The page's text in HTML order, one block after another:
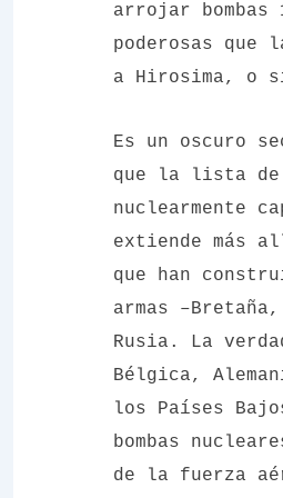
arrojar bombas
poderosas que
a Hirosima, o
Es un oscuro
que la lista de
nuclearmente
extiende más
que han
armas
Rusia. La
Bélgica,
los Países
bombas
de la fuerza